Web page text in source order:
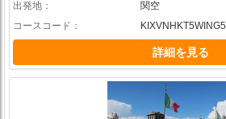
出発地
関空
コースコード
KIXVNHKT5WING5
詳細を見る